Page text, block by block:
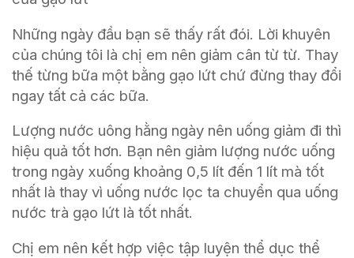
Những ngày đầu bạn sẽ thấy rất đói. Lời khuyên
của chúng tôi là chị em nên giảm cân từ từ. Thay
thế từng bữa một bằng gạo lứt chứ đừng thay đổi
ngay tất cả các bữa.
Lượng nước uông hằng ngày nên uống giảm đi thì
hiệu quả tốt hơn. Bạn nên giảm lượng nước uống
trong ngày xuống khoảng 0,5 lít đến 1 lít mà tốt
nhất là thay vì uống nước lọc ta chuyển qua uống
nước trà gạo lứt là tốt nhất.
Chị em nên kết hợp việc tập luyện thể dục thể